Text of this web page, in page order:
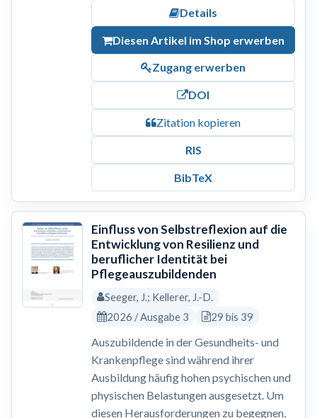
Details
Diesen Artikel im Shop erwerben
Zugang erwerben
DOI
Zitation kopieren
RIS
BibTeX
Einfluss von Selbstreflexion auf die
Entwicklung von Resilienz und
beruflicher Identität bei
Pflegeauszubildenden
Seeger, J.; Kellerer, J.-D.
2026 / Ausgabe 3
29 bis 39
Auszubildende in der Gesundheits- und
Krankenpflege sind während ihrer
Ausbildung häufig hohen psychischen und
physischen Belastungen ausgesetzt. Um
diesen Herausforderungen zu begegnen,